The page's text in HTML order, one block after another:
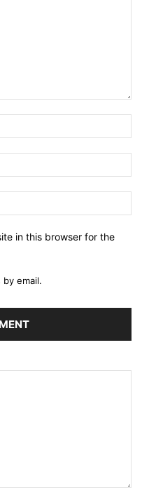
in this browser for the
email.